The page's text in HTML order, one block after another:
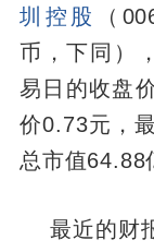
圳控股
（
币，下同）
易日的收盘
价0.73元，
总市值64.88
最近的财